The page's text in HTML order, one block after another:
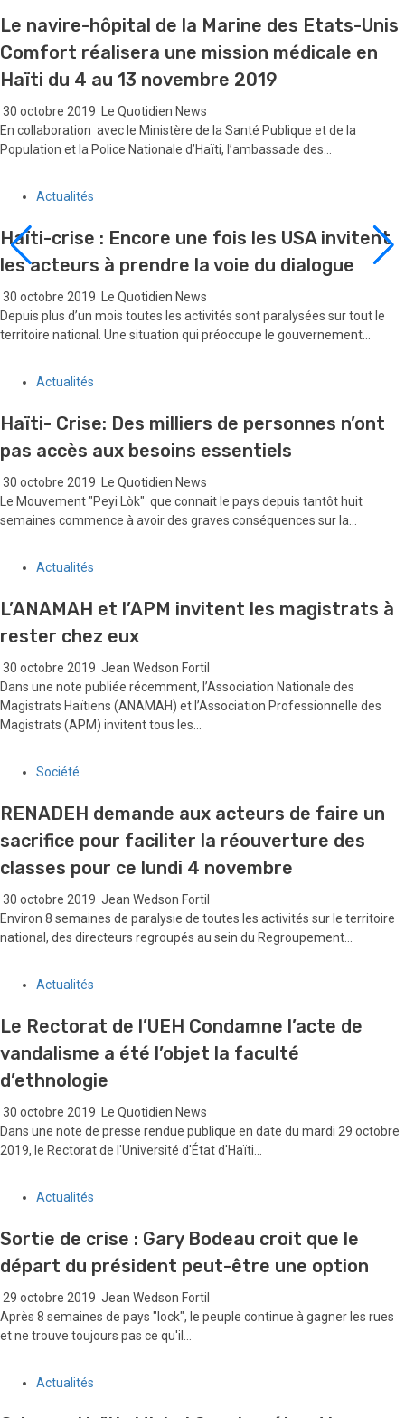
Le navire-hôpital de la Marine des Etats-Unis
Comfort réalisera une mission médicale en
Haïti du 4 au 13 novembre 2019
30 octobre 2019
Le Quotidien News
En collaboration avec le Ministère de la Santé Publique et de la
Population et la Police Nationale d’Haïti, l’ambassade des...
Actualités
Haïti-crise : Encore une fois les USA invitent
les acteurs à prendre la voie du dialogue
30 octobre 2019
Le Quotidien News
Depuis plus d’un mois toutes les activités sont paralysées sur tout le
territoire national. Une situation qui préoccupe le gouvernement...
Actualités
Haïti- Crise: Des milliers de personnes n’ont
pas accès aux besoins essentiels
30 octobre 2019
Le Quotidien News
Le Mouvement "Peyi Lòk" que connait le pays depuis tantôt huit
semaines commence à avoir des graves conséquences sur la...
Actualités
L’ANAMAH et l’APM invitent les magistrats à
rester chez eux
30 octobre 2019 Jean Wedson Fortil
Dans une note publiée récemment, l’Association Nationale des
Magistrats Haïtiens (ANAMAH) et l’Association Professionnelle des
Magistrats (APM) invitent tous les...
Société
RENADEH demande aux acteurs de faire un
sacrifice pour faciliter la réouverture des
classes pour ce lundi 4 novembre
30 octobre 2019 Jean Wedson Fortil
Environ 8 semaines de paralysie de toutes les activités sur le territoire
national, des directeurs regroupés au sein du Regroupement...
Actualités
Le Rectorat de l’UEH Condamne l’acte de
vandalisme a été l’objet la faculté
d’ethnologie
30 octobre 2019
Le Quotidien News
Dans une note de presse rendue publique en date du mardi 29 octobre
2019, le Rectorat de l'Université d'État d'Haïti...
Actualités
Sortie de crise : Gary Bodeau croit que le
départ du président peut-être une option
29 octobre 2019 Jean Wedson Fortil
Après 8 semaines de pays "lock", le peuple continue à gagner les rues
et ne trouve toujours pas ce qu'il...
Actualités